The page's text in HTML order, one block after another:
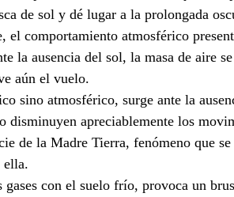
de sol y dé lugar a la prolongada
el comportamiento atmosférico
la ausencia del sol, la masa de aire
aún el vuelo.
sino atmosférico, surge ante la
disminuyen apreciablemente los
de la Madre Tierra, fenómeno que
ella.
con el suelo frío, provoca un